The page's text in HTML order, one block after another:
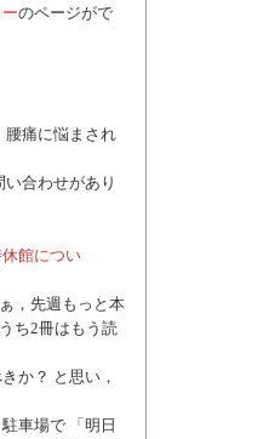
のページがで
腰痛に悩まされ
合わせがあり
館につい
，先週もっと本
ち2冊はもう読
か？ と思い，
車場で 「明日